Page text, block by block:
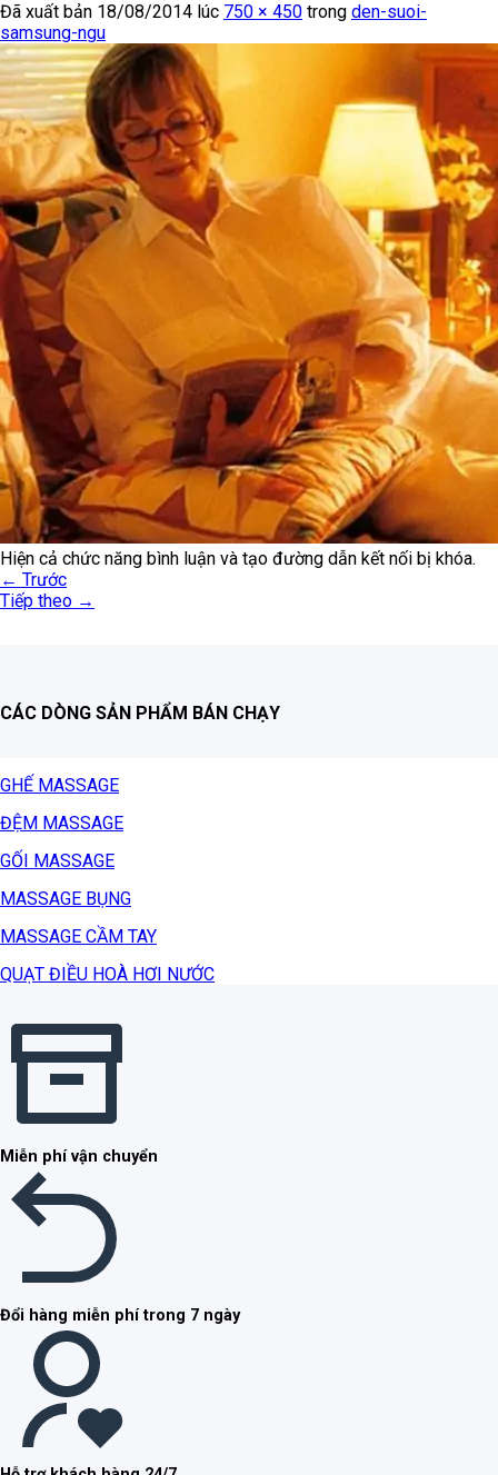
Đã xuất bản 18/08/2014 lúc 750 × 450 trong den-suoi-
samsung-ngu
Hiện cả chức năng bình luận và tạo đường dẫn kết nối bị khóa.
← Trước
Tiếp theo →
CÁC DÒNG SẢN PHẨM BÁN CHẠY
GHẾ MASSAGE
ĐỆM MASSAGE
GỐI MASSAGE
MASSAGE BỤNG
MASSAGE CẦM TAY
QUẠT ĐIỀU HOÀ HƠI NƯỚC
Miễn phí vận chuyển
Đổi hàng miễn phí trong 7 ngày